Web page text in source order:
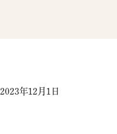
2023年12月1日